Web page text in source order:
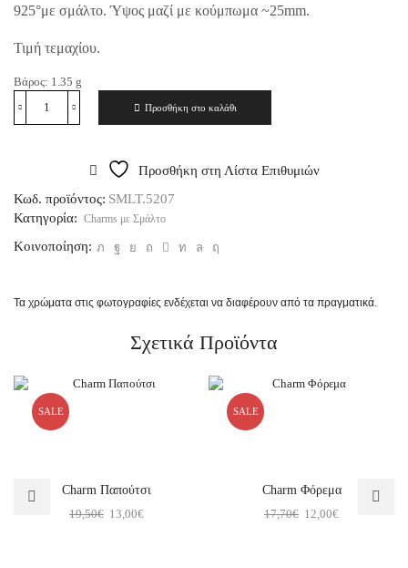
925°με σμάλτο. Ύψος μαζί με κούμπωμα ~25mm.
Τιμή τεμαχίου.
Βάρος: 1.35 g
Προσθήκη στο καλάθι
Προσθήκη στη Λίστα Επιθυμιών
Κωδ. προϊόντος: SMLT.5207
Κατηγορία: Charms με Σμάλτο
Κοινοποίηση:
Τα χρώματα στις φωτογραφίες ενδέχεται να διαφέρουν από τα πραγματικά.
Σχετικά Προϊόντα
SALE
Charm Παπούτσι
19,50€ 13,00€
SALE
Charm Φόρεμα
17,70€ 12,00€